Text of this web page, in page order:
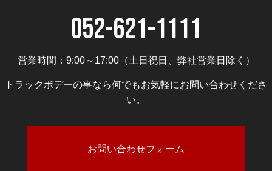
052-621-1111
営業時間：9:00～17:00（土日祝日、弊社営業日除く）
トラックボデーの事なら何でもお気軽にお問い合わせくださ
い。
お問い合わせフォーム